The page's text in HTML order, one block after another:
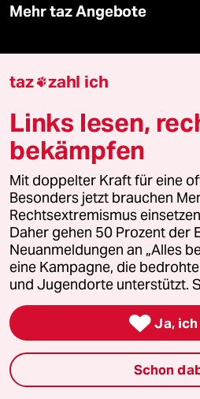
Mehr taz Angebote
Shop
Anzeigen
Fragen & Hilfe
Feedback
Aboservice
ePaper Login
taz zahl ich
Links lesen,
bekämpfen
Mit doppelter Kraft für eine
Besonders jetzt brauchen
Rechtsextremismus
Daher gehen 50 Prozent der
Neuanmeldungen an „Alles
eine Kampagne, die
und Jugendorte unterstützt.
 Ja,
Schon